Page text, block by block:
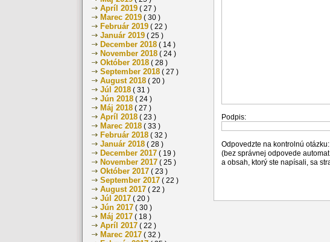
Apríl 2019 ( 27 )
Marec 2019 ( 30 )
Február 2019 ( 22 )
Január 2019 ( 25 )
December 2018 ( 14 )
November 2018 ( 24 )
Október 2018 ( 28 )
September 2018 ( 27 )
August 2018 ( 20 )
Júl 2018 ( 31 )
Jún 2018 ( 24 )
Máj 2018 ( 27 )
Apríl 2018 ( 23 )
Marec 2018 ( 33 )
Február 2018 ( 32 )
Január 2018 ( 28 )
December 2017 ( 19 )
November 2017 ( 25 )
Október 2017 ( 23 )
September 2017 ( 22 )
August 2017 ( 22 )
Júl 2017 ( 20 )
Jún 2017 ( 30 )
Máj 2017 ( 18 )
Apríl 2017 ( 22 )
Marec 2017 ( 32 )
Podpis:
Odpovedzte na kontrolnú otázku:
(bez správnej odpovede
a obsah, ktorý ste napísali, sa